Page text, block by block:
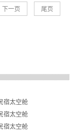
下一页 尾页
宿太空舱
宿太空舱
宿太空舱